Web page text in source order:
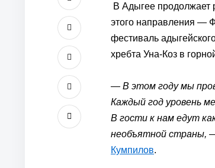
В Адыгее продолжает
этого направления —
фестиваль
хребта Уна-Коз в
— В этом году мы
Каждый год уровень
В гости к нам едут
необъятной страны,
Кумпилов.